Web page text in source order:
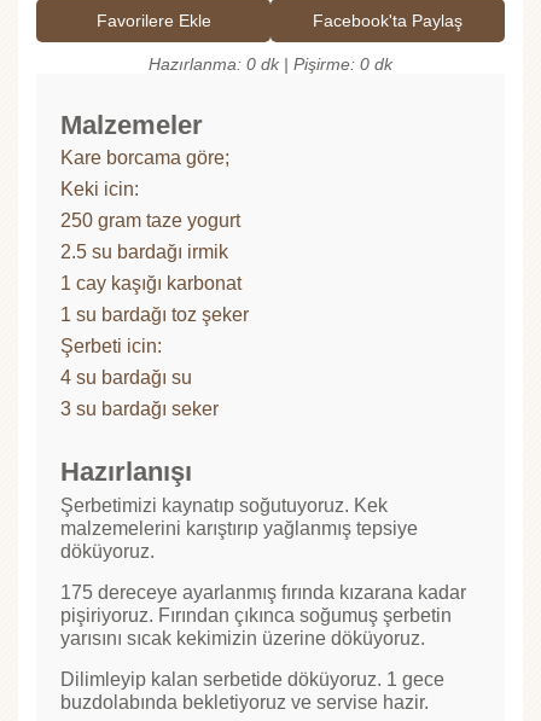
Favorilere Ekle Facebook'ta Paylaş
Hazırlanma: 0 dk | Pişirme: 0 dk
Malzemeler
Kare borcama göre;
Keki icin:
250 gram taze yogurt
2.5 su bardağı irmik
1 cay kaşığı karbonat
1 su bardağı toz şeker
Şerbeti icin:
4 su bardağı su
3 su bardağı seker
Hazırlanışı
Şerbetimizi kaynatıp soğutuyoruz. Kek
malzemelerini karıştırıp yağlanmış tepsiye
döküyoruz.
175 dereceye ayarlanmış fırında kızarana kadar
pişiriyoruz. Fırından çıkınca soğumuş şerbetin
yarısını sıcak kekimizin üzerine döküyoruz.
Dilimleyip kalan serbetide döküyoruz. 1 gece
buzdolabında bekletiyoruz ve servise hazir.